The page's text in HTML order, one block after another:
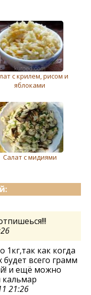
с крилем, рисом и
яблоками
Салат с мидиями
1кг,так как когда
будет всего грамм
и ещё можно
21:26